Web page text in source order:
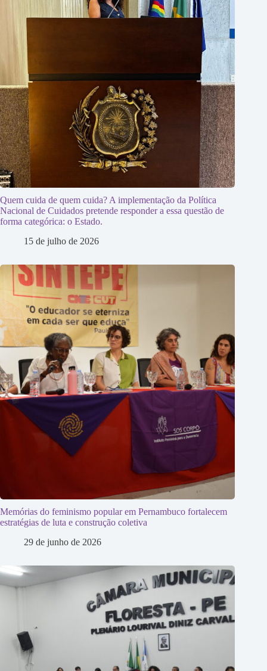
Quem cuida de quem cuida? A implementação da Política
Nacional de Cuidados pretende responder a essa questão de
forma categórica: o Estado.
15 de julho de 2026
Memórias do feminismo popular em Pernambuco fortalecem
estratégias de luta e construção coletiva
29 de junho de 2026